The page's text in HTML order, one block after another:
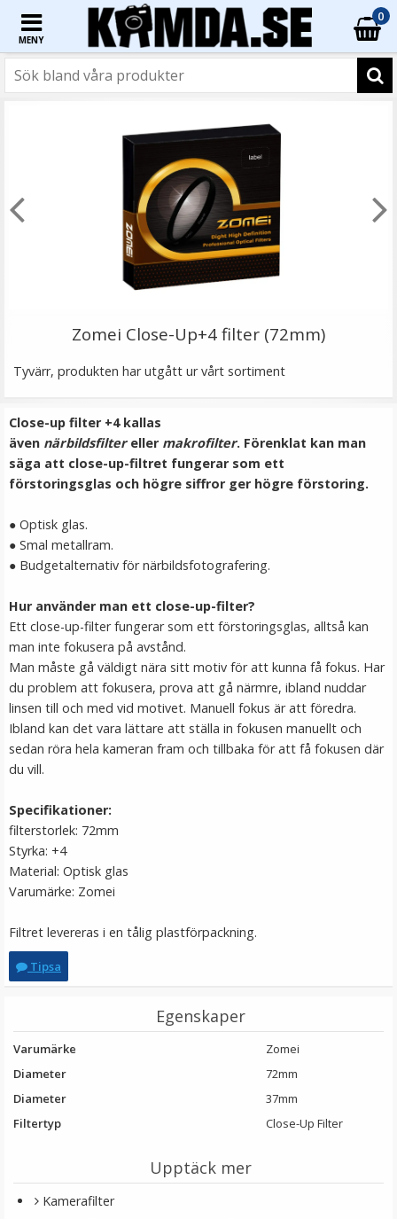
MENY
0
Step Up Ring 77-82mm - Gör filtergängan större
★★ ★★★
LÄGG I VARUKORG
TTArtisan Mini Magnetisk LED-belysning –
Retroinspirerad i form som en Filmrulle
★★ ★★★
Ulanzi Mobilhållare vridbar för stativ & blixtsko
Zomei Close-Up+4 filter (72mm)
Tyvärr, produkten har utgått ur vårt sortiment
Close-up filter +4 kallas
även närbildsfiltereller makrofilter. Förenklat kan man
säga att close-up-filtret fungerar som ett
förstoringsglas och högre siffror ger högre förstoring.
● Optisk glas.
● Smal metallram.
● Budgetalternativ för närbildsfotografering.
Hur använder man ett close-up-filter?
Ett close-up-filter fungerar som ett förstoringsglas, alltså kan
man inte fokusera på avstånd.
Man måste gå väldigt nära sitt motiv för att kunna få fokus. Har
du problem att fokusera, prova att gå närmre, ibland nuddar
linsen till och med vid motivet. Manuell fokus är att föredra.
Ibland kan det vara lättare att ställa in fokusen manuellt och
sedan röra hela kameran fram och tillbaka för att få fokusen där
du vill.
Specifikationer:
filterstorlek: 72mm
Styrka: +4
Material: Optisk glas
Varumärke: Zomei
Filtret levereras i en tålig plastförpackning.
Tipsa
Egenskaper
Varumärke
Zomei
Diameter
72mm
Diameter
37mm
Filtertyp
Close-Up Filter
Upptäck mer
Kamerafilter